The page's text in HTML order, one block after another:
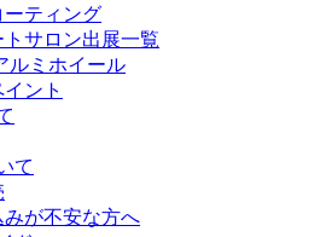
ーティング
サロン出展一覧
ルミホイール
ント
て
みが不安な方へ